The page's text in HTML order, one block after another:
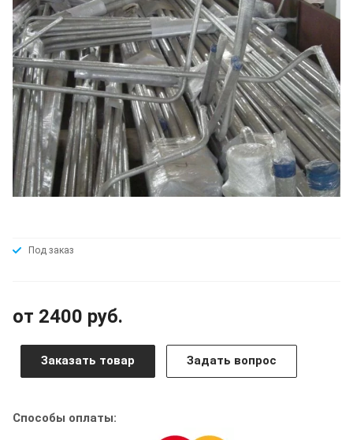
Под заказ
от 2400 руб.
Заказать товар Задать вопрос
Способы оплаты: